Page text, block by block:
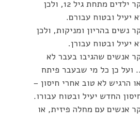
לא נכללו במחקר ילדים מתחת גיל 12, ולכן
יעיל ובטוח עבורם.
נשים בהריון ומניקות, ולכן
יעיל ובטוח עבורן.
אנשים שהגיבו בעבר לא
ועל כן כל מי שבעבר פיתח
הרגיש לא טוב אחרי חיסון –
החדש יעיל ובטוח עבורו.
אנשים עם מחלה פיזית, או